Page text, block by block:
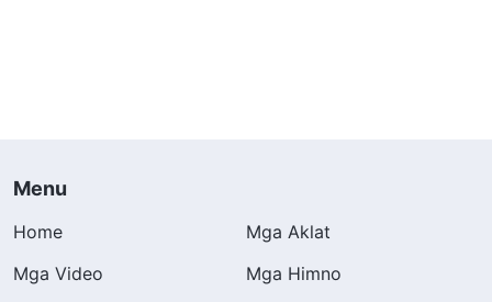
Menu
Home
Mga Aklat
Mga Video
Mga Himno